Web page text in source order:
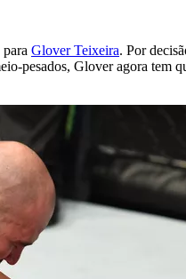
Glover Teixeira. Por
pesados, Glover agora tem